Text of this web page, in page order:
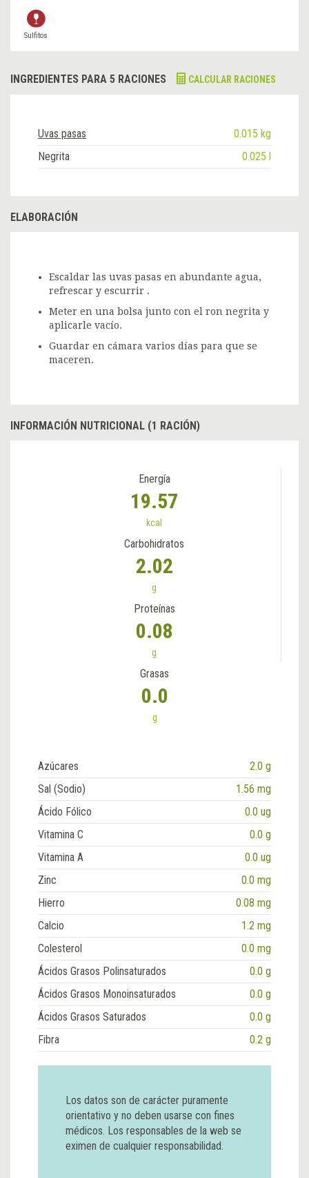
Sulfitos
INGREDIENTES PARA 5 RACIONES CALCULAR RACIONES
Uvas pasas
0.015 kg
Negrita
0.025 l
ELABORACIÓN
Escaldar las uvas pasas en abundante agua,
refrescar y escurrir .
Meter en una bolsa junto con el ron negrita y
aplicarle vacío.
Guardar en cámara varios días para que se
maceren.
INFORMACIÓN NUTRICIONAL (1 RACIÓN)
Energía
19.57
kcal
Carbohidratos
2.02
g
Proteínas
0.08
g
Grasas
0.0
g
Azúcares
2.0 g
Sal (Sodio)
1.56 mg
Ácido Fólico
0.0 ug
Vitamina C
0.0 g
Vitamina A
0.0 ug
Zinc
0.0 mg
Hierro
0.08 mg
Calcio
1.2 mg
Colesterol
0.0 mg
Ácidos Grasos Polinsaturados
0.0 g
Ácidos Grasos Monoinsaturados
0.0 g
Ácidos Grasos Saturados
0.0 g
Fibra
0.2 g
Los datos son de carácter puramente
orientativo y no deben usarse con fines
médicos. Los responsables de la web se
eximen de cualquier responsabilidad.